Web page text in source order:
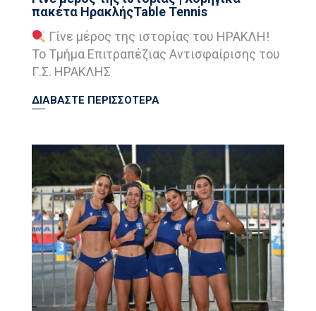
πακέτα ΗρακλήςTable Tennis
Γίνε μέρος της ιστορίας του ΗΡΑΚΛΗ!
Το Τμήμα Επιτραπέζιας Αντισφαίρισης του
Γ.Σ. ΗΡΑΚΛΗΣ
ΔΙΑΒΑΣΤΕ ΠΕΡΙΣΣΟΤΕΡΑ